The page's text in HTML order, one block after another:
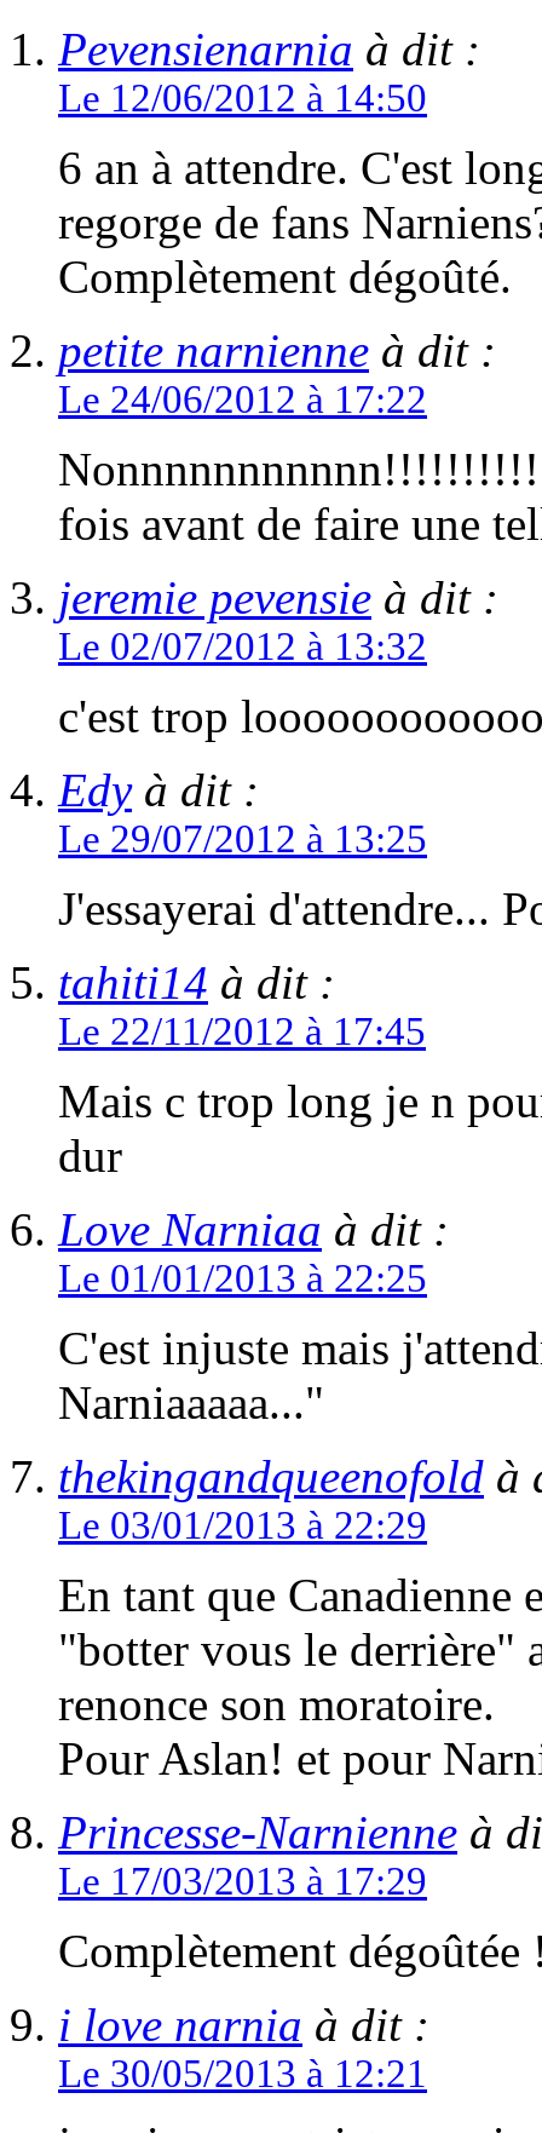
Pevensienarnia à dit :
Le 12/06/2012 à 14:50
6 an à attendre. C'est
regorge de fans
Complètement dégoûté.
petite narnienne à dit :
Le 24/06/2012 à 17:22
fois avant de faire une
jeremie pevensie à dit :
Le 02/07/2012 à 13:32
c'est trop
Edyà dit :
Le 29/07/2012 à 13:25
J'essayerai d'attendre...
tahiti14 à dit :
Le 22/11/2012 à 17:45
Mais c trop long je n
dur
Love Narniaa à dit :
Le 01/01/2013 à 22:25
C'est injuste mais
Narniaaaaa..."
thekingandqueenofold à
Le 03/01/2013 à 22:29
En tant que Canadienne
"botter vous le derrière"
renonce son moratoire.
Pour Aslan! et pour
Princesse-Narnienne à
Le 17/03/2013 à 17:29
Complètement dégoûtée
i love narnia à dit :
Le 30/05/2013 à 12:21